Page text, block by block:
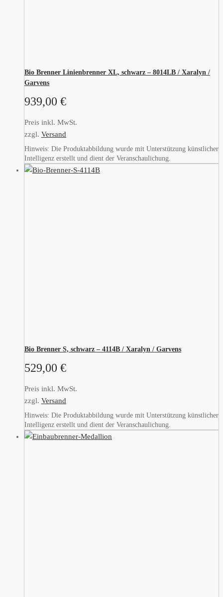
Bio Brenner Linienbrenner XL, schwarz – 8014LB / Xaralyn /
Garvens
939,00 €
Preis inkl. MwSt.
zzgl. Versand
Hinweis: Die Produktabbildung wurde mit Unterstützung künstlicher
Intelligenz erstellt und dient der Veranschaulichung.
Bio Brenner S, schwarz – 4114B / Xaralyn / Garvens
529,00 €
Preis inkl. MwSt.
zzgl. Versand
Hinweis: Die Produktabbildung wurde mit Unterstützung künstlicher
Intelligenz erstellt und dient der Veranschaulichung.